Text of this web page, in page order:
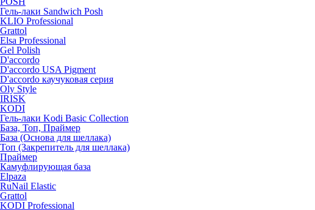
Гель-лаки Sandwich Posh
KLIO Professional
Grattol
Elsa Professional
Gel Polish
D'accordo
D'accordo USA Pigment
D'accordo каучуковая серия
Oly Style
IRISK
KODI
Гель-лаки Kodi Basic Collection
База, Топ, Праймер
База (Основа для шеллака)
Топ (Закрепитель для шеллака)
Праймер
Камуфлирующая база
Elpaza
RuNail Elastic
Grattol
KODI Professional